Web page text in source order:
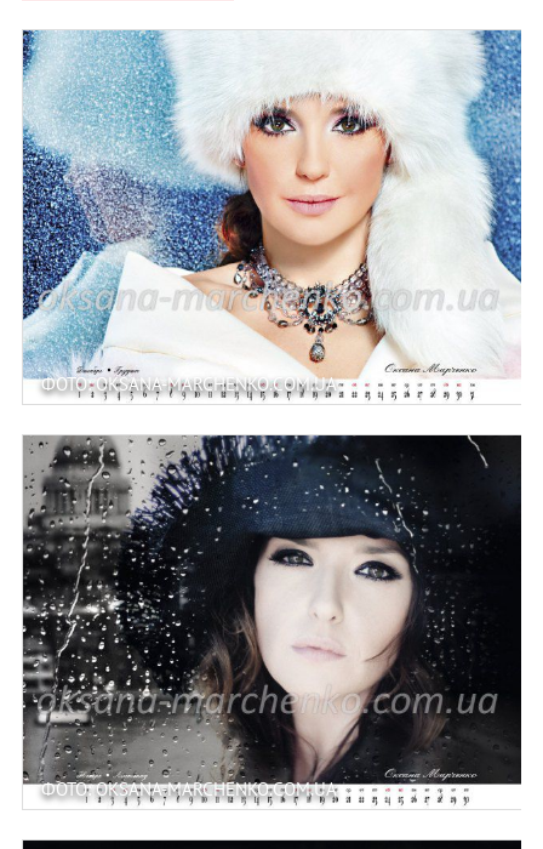
ФОТО: OKSANA-MARCHENKO.COM.UA
ФОТО: OKSANA-MARCHENKO.COM.UA